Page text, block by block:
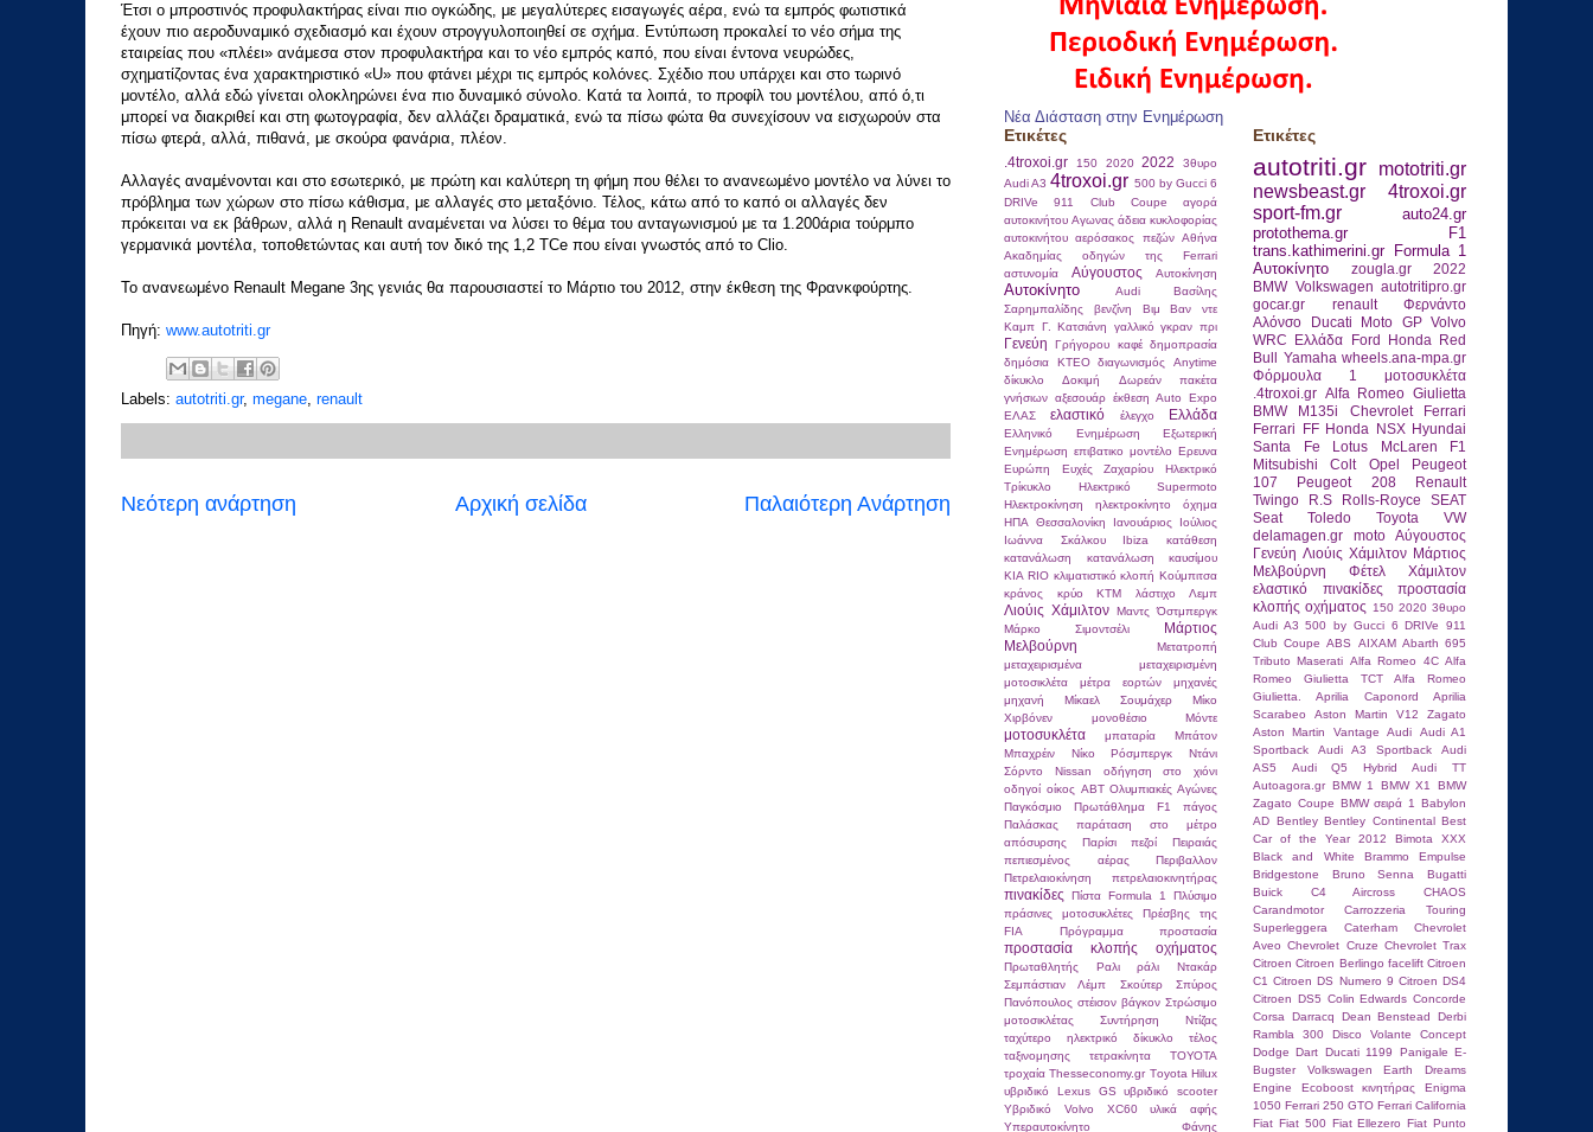
Έτσι ο μπροστινός προφυλακτήρας είναι πιο ογκώδης, με μεγαλύτερες εισαγωγές αέρα, ενώ τα εμπρός φωτιστικά
έχουν πιο αεροδυναμικό σχεδιασμό και έχουν στρογγυλοποιηθεί σε σχήμα. Εντύπωση προκαλεί το νέο σήμα της
εταιρείας που «πλέει» ανάμεσα στον προφυλακτήρα και το νέο εμπρός καπό, που είναι έντονα νευρώδες,
σχηματίζοντας ένα χαρακτηριστικό «U» που φτάνει μέχρι τις εμπρός κολόνες. Σχέδιο που υπάρχει και στο τωρινό
μοντέλο, αλλά εδώ γίνεται ολοκληρώνει ένα πιο δυναμικό σύνολο. Κατά τα λοιπά, το προφίλ του μοντέλου, από ό,τι
μπορεί να διακριθεί και στη φωτογραφία, δεν αλλάζει δραματικά, ενώ τα πίσω φώτα θα συνεχίσουν να εισχωρούν στα
πίσω φτερά, αλλά, πιθανά, με σκούρα φανάρια, πλέον.
Αλλαγές αναμένονται και στο εσωτερικό, με πρώτη και καλύτερη τη φήμη που θέλει το ανανεωμένο μοντέλο να λύνει το
πρόβλημα των χώρων στο πίσω κάθισμα, με αλλαγές στο μεταξόνιο. Τέλος, κάτω από το καπό οι αλλαγές δεν
πρόκειται να εκ βάθρων, αλλά η Renault αναμένεται να λύσει το θέμα του ανταγωνισμού με τα 1.200άρια τούρμπο
γερμανικά μοντέλα, τοποθετώντας και αυτή τον δικό της 1,2 TCe που είναι γνωστός από το Clio.
Το ανανεωμένο Renault Megane 3ης γενιάς θα παρουσιαστεί το Μάρτιο του 2012, στην έκθεση της Φρανκφούρτης.
Πηγή: www.autotriti.gr
Labels: autotriti.gr, megane, renault
Νεότερη ανάρτηση Παλαιότερη Ανάρτηση
Αρχική σελίδα
Νέα Διάσταση στην Ενημέρωση
Ετικέτες
.4troxoi.gr 150 2020 2022
3θυρο
Audi A3 4troxoi.gr 500 by Gucci 6
DRIVe
911 Club Coupe
αγορά
αυτοκινήτου Αγωνας άδεια κυκλοφορίας
αυτοκινήτου αερόσακος πεζών Αθήνα
Ακαδημίας οδηγών της Ferrari
αστυνομία
Αύγουστος Αυτοκίνηση
Αυτοκίνητο Αudi
Βασίλης
Σαρημπαλίδης
βενζίνη
Βιμ Βαν ντε
Καμπ Γ. Κατσιάνη γαλλικό γκραν πρι
Γενεύη Γρήγορου καφέ δημοπρασία
δημόσια ΚΤΕΟ
διαγωνισμός Anytime
δίκυκλο
Δοκιμή
Δωρεάν πακέτα
γνήσιων αξεσουάρ έκθεση Auto Expo
ΕΛΑΣ
ελαστικό έλεγχο Ελλάδα
Ελληνικό Ενημέρωση
Εξωτερική
Ενημέρωση επιβατικο μοντέλο Ερευνα
Ευρώπη
Ευχές Ζαχαρίου
Ηλεκτρικό
Τρίκυκλο
Ηλεκτρικό Supermoto
Ηλεκτροκίνηση
ηλεκτροκίνητο όχημα
ΗΠΑ
Θεσσαλονίκη Ιανουάριος
Ιούλιος
Ιωάννα Σκάλκου
Ιbiza
κατάθεση
κατανάλωση
κατανάλωση καυσίμου
ΚΙΑ RIO κλιματιστικό κλοπή Κούμπιτσα
κράνος
κρύο ΚΤΜ λάστιχο Λεμπ
Λιούις Χάμιλτον Μαντς Όστμπεργκ
Μάρκο Σιμοντσέλι
Μάρτιος
Μελβούρνη
Μετατροπή
μεταχειρισμένα
μεταχειρισμένη
μοτοσικλέτα
μέτρα εορτών
μηχανές
μηχανή
Μίκαελ Σουμάχερ
Μίκο
Χιρβόνεν
μονοθέσιο Μόντε
μοτοσυκλέτα μπαταρία
Μπάτον
Μπαχρέιν
Νίκο Ρόσμπεργκ
Ντάνι
Σόρντο
Νissan
οδήγηση στο χιόνι
οδηγοί οίκος ABT Ολυμπιακές Αγώνες
Παγκόσμιο Πρωτάθλημα F1
πάγος
Παλάσκας
παράταση στο μέτρο
απόσυρσης
Παρίσι πεζοί
Πειραιάς
πεπιεσμένος αέρας
Περιβαλλον
Πετρελαιοκίνηση
πετρελαιοκινητήρας
πινακίδες Πίστα Formula 1
Πλύσιμο
πράσινες μοτοσυκλέτες
Πρέσβης της
FIA
Πρόγραμμα προστασία
προστασία κλοπής οχήματος
Πρωταθλητής Ραλι
ράλι Ντακάρ
Σεμπάστιαν Λέμπ
Σκούτερ
Σπύρος
Πανόπουλος στέισον βάγκον Στρώσιμο
μοτοσικλέτας
Συντήρηση Ντίζας
ταχύτερο ηλεκτρικό δίκυκλο
τέλος
ταξινομησης
τετρακίνητα
ΤΟΥΟΤΑ
τροχαία Τhesseconomy.gr Τoyota Hilux
υβριδικό Lexus GS
υβριδικό scooter
Υβριδικό Volvo XC60
υλικά αφής
Υπεραυτοκίνητο
Φάνης
Ετικέτες
autotriti.gr
mototriti.gr
newsbeast.gr
4troxoi.gr
sport-fm.gr
auto24.gr
protothema.gr
F1
trans.kathimerini.gr
Formula 1
Αυτοκίνητο
zougla.gr
2022
BMW Volkswagen autotritipro.gr
gocar.gr
renault
Φερνάντο
Αλόνσο
Ducati Moto GP Volvo
WRC
Ελλάδα Ford Honda
Red
Bull
Yamaha wheels.ana-mpa.gr
Φόρμουλα 1
μοτοσυκλέτα
.4troxoi.gr Alfa Romeo Giulietta
BMW M135i
Chevrolet
Ferrari
Ferrari FF Honda NSX Hyundai
Santa Fe
Lotus
McLaren F1
Mitsubishi Colt
Opel
Peugeot
107
Peugeot 208
Renault
Twingo R.S
Rolls-Royce
SEAT
Seat Toledo
Toyota
VW
delamagen.gr
moto
Αύγουστος
Γενεύη Λιούις Χάμιλτον Μάρτιος
Μελβούρνη
Φέτελ
Χάμιλτον
ελαστικό
πινακίδες
προστασία
κλοπής οχήματος
150 2020 3θυρο
Audi A3 500 by Gucci 6 DRIVe
911
Club Coupe ABS AIXAM Abarth 695
Tributo Maserati Alfa Romeo 4C Alfa
Romeo Giulietta TCT
Alfa Romeo
Giulietta.
Aprilia Caponord
Aprilia
Scarabeo
Aston Martin V12 Zagato
Aston Martin Vantage
Audi
Audi A1
Sportback
Audi A3 Sportback
Audi
AS5
Audi Q5 Hybrid
Audi TT
Autoagora.gr BMW 1 BMW X1
BMW
Zagato Coupe BMW σειρά 1
Babylon
AD Bentley Bentley Continental Best
Car of the Year 2012
Bimota XXX
Black and White
Brammo Empulse
Bridgestone
Bruno Senna
Bugatti
Buick
C4 Aircross
CHAOS
Carandmotor
Carrozzeria Touring
Superleggera
Caterham
Chevrolet
Aveo Chevrolet Cruze Chevrolet Trax
Citroen Citroen Berlingo facelift Citroen
C1 Citroen DS Numero 9 Citroen DS4
Citroen DS5 Colin Edwards Concorde
Corsa
Darracq Dean Benstead
Derbi
Rambla 300
Disco Volante Concept
Dodge Dart Ducati 1199 Panigale E-
Bugster Volkswagen
Earth Dreams
Engine
Ecoboost κινητήρας
Enigma
1050 Ferrari 250 GTO Ferrari California
Fiat Fiat 500 Fiat Ellezero Fiat Punto